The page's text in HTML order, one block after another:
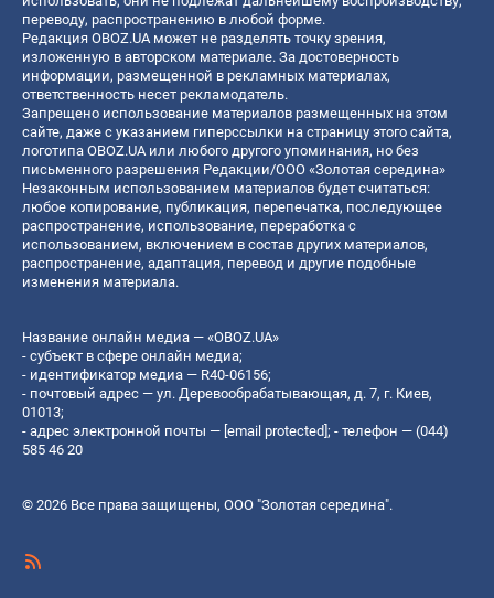
переводу, распространению в любой форме.
Редакция OBOZ.UA может не разделять точку зрения,
изложенную в авторском материале. За достоверность
информации, размещенной в рекламных материалах,
ответственность несет рекламодатель.
Запрещено использование материалов размещенных на этом
сайте, даже с указанием гиперссылки на страницу этого сайта,
логотипа OBOZ.UA или любого другого упоминания, но без
письменного разрешения Редакции/ООО «Золотая середина»
Незаконным использованием материалов будет считаться:
любое копирование, публикация, перепечатка, последующее
распространение, использование, переработка с
использованием, включением в состав других материалов,
распространение, адаптация, перевод и другие подобные
изменения материала.
Название онлайн медиа — «OBOZ.UA»
- субъект в сфере онлайн медиа;
- идентификатор медиа — R40-06156;
- почтовый адрес — ул. Деревообрабатывающая, д. 7, г. Киев,
01013;
- адрес электронной почты — [email protected]; - телефон — (044)
585 46 20
© 2026 Все права защищены, ООО "Золотая середина".